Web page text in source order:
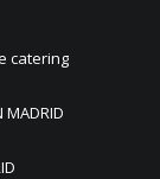
catering
MADRID